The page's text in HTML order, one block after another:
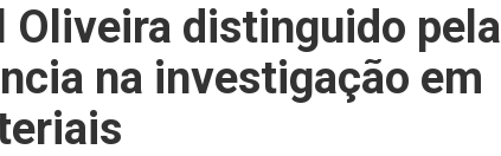
Oliveira distinguido pela
na investigação em